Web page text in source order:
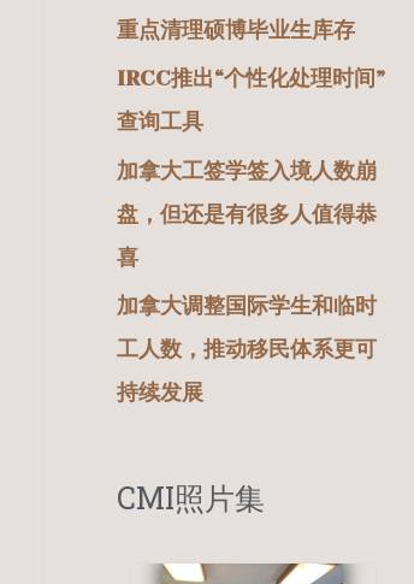
重点清理硕博毕业生库存
IRCC推出“个性化处理时间”
查询工具
加拿大工签学签入境人数崩
盘，但还是有很多人值得恭
喜
加拿大调整国际学生和临时
工人数，推动移民体系更可
持续发展
CMI照片集